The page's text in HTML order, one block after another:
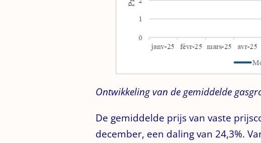
Ontwikkeling van de gemiddelde
De gemiddelde prijs van vaste
december, een daling van 24,3%.